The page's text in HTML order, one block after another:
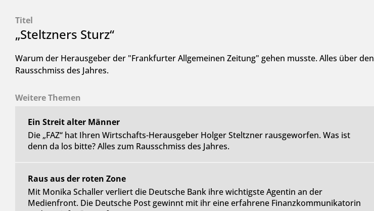
Titel
„Steltzners Sturz“
Warum der Herausgeber der "Frankfurter Allgemeinen Zeitung" gehen musste. Alles über den
Rausschmiss des Jahres.
Weitere Themen
Ein Streit alter Männer
Die „FAZ“ hat Ihren Wirtschafts-Herausgeber Holger Steltzner rausgeworfen. Was ist
denn da los bitte? Alles zum Rausschmiss des Jahres.
Raus aus der roten Zone
Mit Monika Schaller verliert die Deutsche Bank ihre wichtigste Agentin an der
Medienfront. Die Deutsche Post gewinnt mit ihr eine erfahrene Finanzkommunikatorin